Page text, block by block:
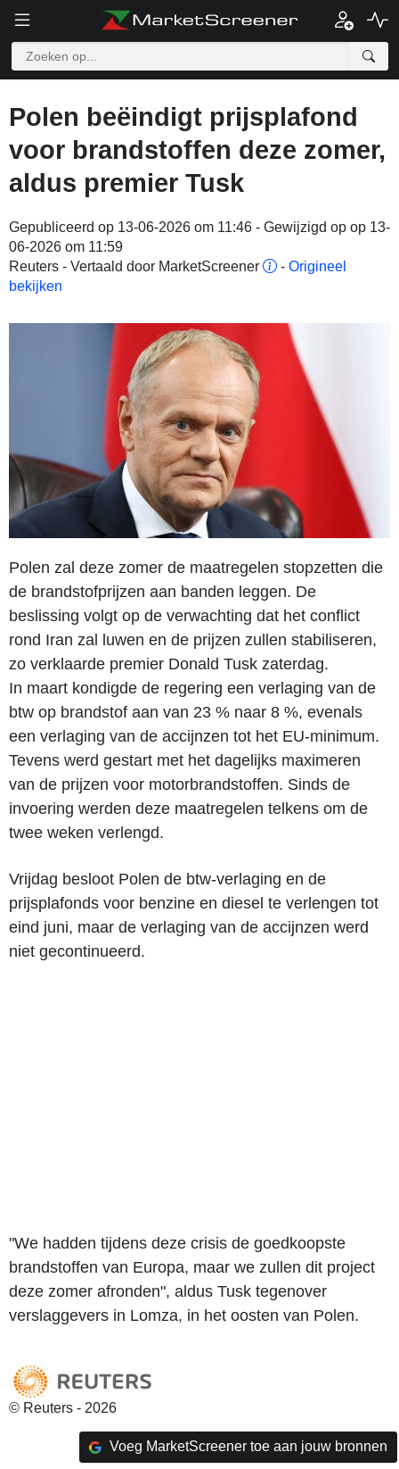
Polen beëindigt prijsplafond
voor brandstoffen deze zomer,
aldus premier Tusk
Gepubliceerd op 13-06-2026 om 11:46 - Gewijzigd op op 13-
06-2026 om 11:59
Reuters - Vertaald door MarketScreener
- Origineel
bekijken
Polen zal deze zomer de maatregelen stopzetten die
de brandstofprijzen aan banden leggen. De
beslissing volgt op de verwachting dat het conflict
rond Iran zal luwen en de prijzen zullen stabiliseren,
zo verklaarde premier Donald Tusk zaterdag.
In maart kondigde de regering een verlaging van de
btw op brandstof aan van 23 % naar 8 %, evenals
een verlaging van de accijnzen tot het EU-minimum.
Tevens werd gestart met het dagelijks maximeren
van de prijzen voor motorbrandstoffen. Sinds de
invoering werden deze maatregelen telkens om de
twee weken verlengd.
Vrijdag besloot Polen de btw-verlaging en de
prijsplafonds voor benzine en diesel te verlengen tot
eind juni, maar de verlaging van de accijnzen werd
niet gecontinueerd.
"We hadden tijdens deze crisis de goedkoopste
brandstoffen van Europa, maar we zullen dit project
deze zomer afronden", aldus Tusk tegenover
verslaggevers in Lomza, in het oosten van Polen.
© Reuters - 2026
Voeg MarketScreener toe aan jouw bronnen